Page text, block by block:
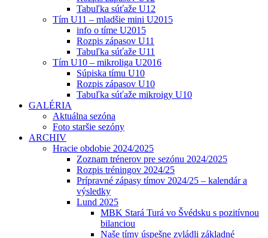
Tabuľka súťaže U12
Tím U11 – mladšie mini U2015
info o tíme U2015
Rozpis zápasov U11
Tabuľka súťaže U11
Tím U10 – mikroliga U2016
Súpiska tímu U10
Rozpis zápasov U10
Tabuľka súťaže mikroigy U10
GALÉRIA
Aktuálna sezóna
Foto staršie sezóny
ARCHIV
Hracie obdobie 2024/2025
Zoznam trénerov pre sezónu 2024/2025
Rozpis tréningov 2024/25
Prípravné zápasy tímov 2024/25 – kalendár a
výsledky
Lund 2025
MBK Stará Turá vo Švédsku s pozitívnou
bilanciou
Naše tímy úspešne zvládli základné